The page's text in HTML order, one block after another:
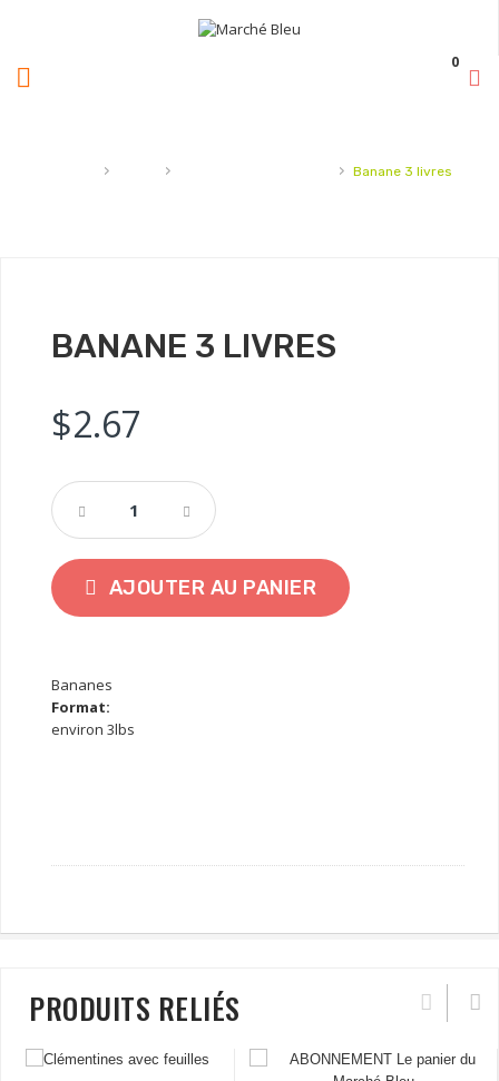
0
› › › Banane 3 livres
BANANE 3 LIVRES
$2.67
AJOUTER AU PANIER
Bananes
Format:
environ 3lbs
PRODUITS RELIÉS